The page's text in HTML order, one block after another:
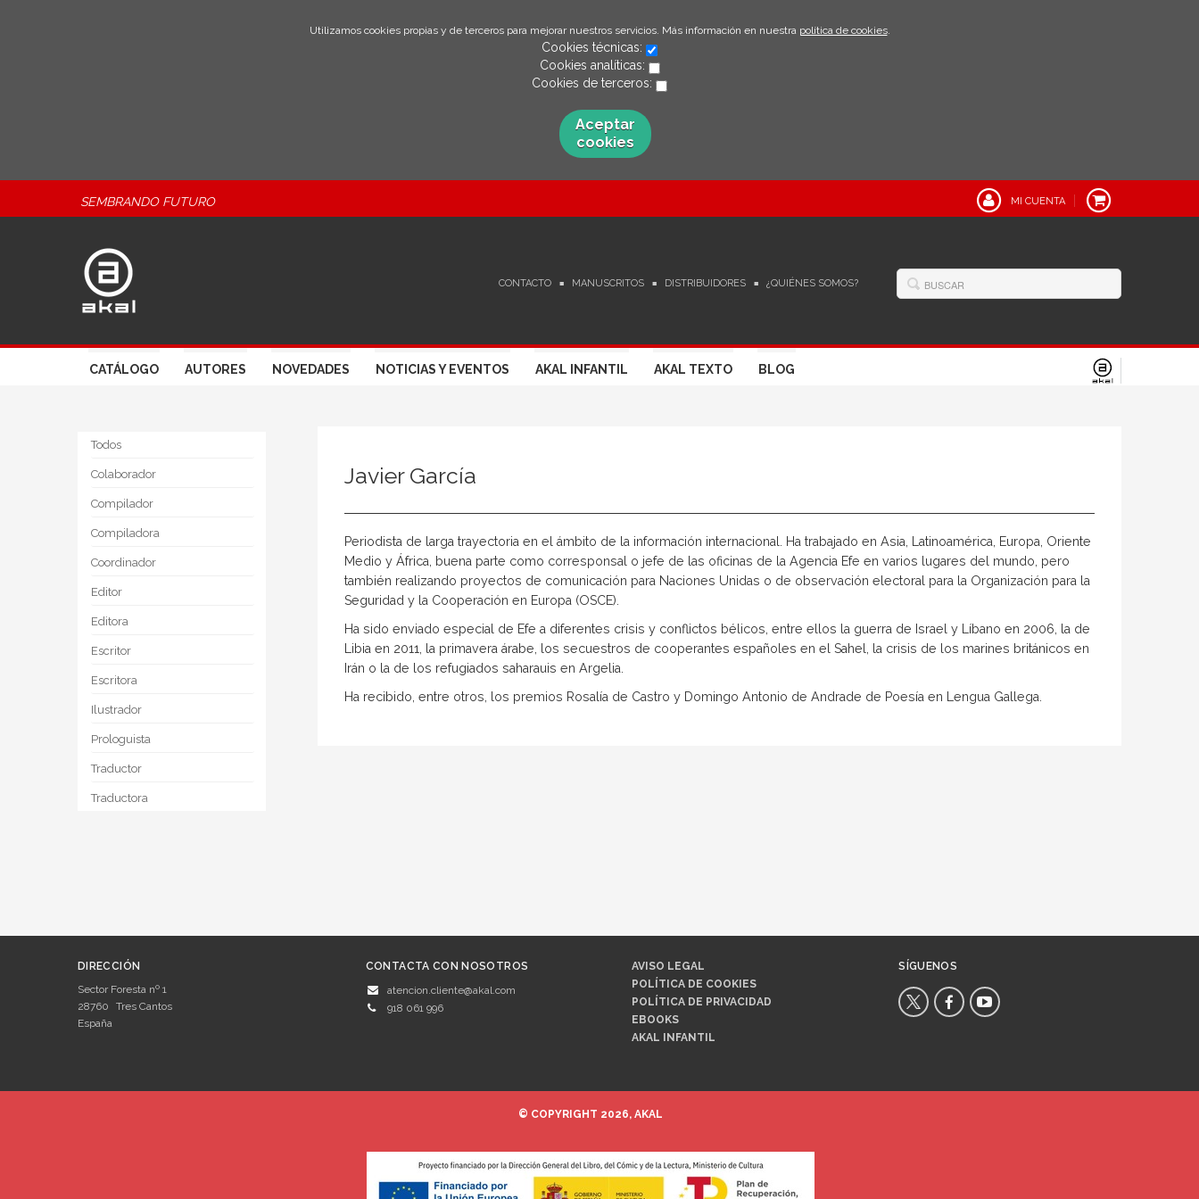
Utilizamos cookies propias y de terceros para mejorar nuestros servicios. Más información en nuestra política de cookies.
Cookies técnicas:
Cookies analíticas:
Cookies de terceros:
Aceptar
cookies
SEMBRANDO FUTURO MI CUENTA
CONTACTO MANUSCRITOS DISTRIBUIDORES ¿QUIÉNES SOMOS?
CATÁLOGO AUTORES NOVEDADES NOTICIAS Y EVENTOS AKAL INFANTIL AKAL TEXTO BLOG
Todos
Colaborador
Compilador
Compiladora
Coordinador
Editor
Editora
Escritor
Escritora
Ilustrador
Prologuista
Traductor
Traductora
Javier García
Periodista de larga trayectoria en el ámbito de la información internacional. Ha trabajado en Asia, Latinoamérica, Europa, Oriente
Medio y África, buena parte como corresponsal o jefe de las oficinas de la Agencia Efe en varios lugares del mundo, pero
también realizando proyectos de comunicación para Naciones Unidas o de observación electoral para la Organización para la
Seguridad y la Cooperación en Europa (OSCE).
Ha sido enviado especial de Efe a diferentes crisis y conflictos bélicos, entre ellos la guerra de Israel y Líbano en 2006, la de
Libia en 2011, la primavera árabe, los secuestros de cooperantes españoles en el Sahel, la crisis de los marines británicos en
Irán o la de los refugiados saharauis en Argelia.
Ha recibido, entre otros, los premios Rosalía de Castro y Domingo Antonio de Andrade de Poesía en Lengua Gallega.
DIRECCIÓN
Sector Foresta nº 1
28760
Tres Cantos
España
CONTACTA CON NOSOTROS
atencion.cliente@akal.com
918 061 996
AVISO LEGAL
POLÍTICA DE COOKIES
POLÍTICA DE PRIVACIDAD
EBOOKS
AKAL INFANTIL
SÍGUENOS
© COPYRIGHT 2026, AKAL